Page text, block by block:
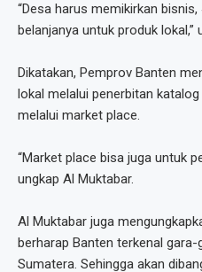
“Desa harus memikirkan
belanjanya untuk produk lokal,”
Dikatakan, Pemprov Banten
lokal melalui penerbitan
melalui market place.
“Market place bisa juga untuk
ungkap Al Muktabar.
Al Muktabar juga
berharap Banten terkenal
Sumatera. Sehingga akan